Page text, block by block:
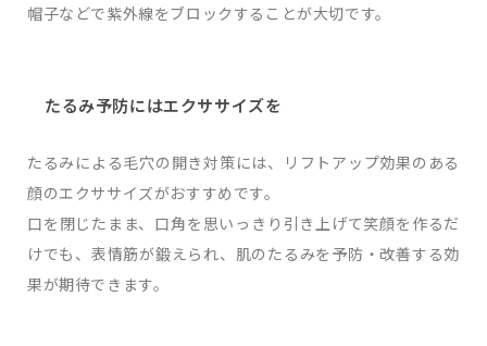
帽子などで紫外線をブロックすることが大切です。
たるみ予防にはエクササイズを
たるみによる毛穴の開き対策には、リフトアップ効果のある
顔のエクササイズがおすすめです。
口を閉じたまま、口角を思いっきり引き上げて笑顔を作るだ
けでも、表情筋が鍛えられ、肌のたるみを予防・改善する効
果が期待できます。